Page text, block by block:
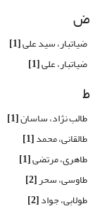
ض
ضیاتبار، سید علی[1]
ضیاتبار، علی[1]
ط
طالب نژاد، ساسان[1]
طالقانی، محمد[1]
طاهری، مرتضی[1]
طاوسی، سحر[2]
طولابی، جواد[2]